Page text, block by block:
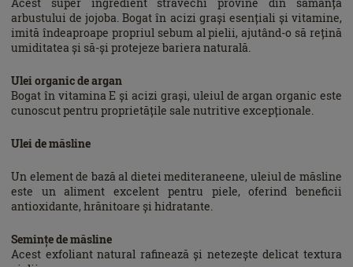
arbustului de jojoba. Bogat în acizi grași esențiali și vitamine,
imită îndeaproape propriul sebum al pielii, ajutând-o să rețină
umiditatea și să-și protejeze bariera naturală.
Ulei organic de argan
Bogat în vitamina E și acizi grași, uleiul de argan organic este
cunoscut pentru proprietățile sale nutritive excepționale.
Ulei de măsline
Un element de bază al dietei mediteraneene, uleiul de măsline
este un aliment excelent pentru piele, oferind beneficii
antioxidante, hrănitoare și hidratante.
Semințe de măsline
Acest exfoliant natural rafinează și netezește delicat textura